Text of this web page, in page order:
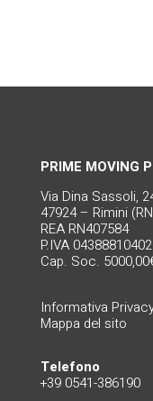
PRIME MOVING
Via Dina Sassoli,
47924 – Rimini
REA RN407584
P.IVA 04388810402
Cap. Soc.
Informativa
Mappa del sito
Telefono
+39 0541-386190